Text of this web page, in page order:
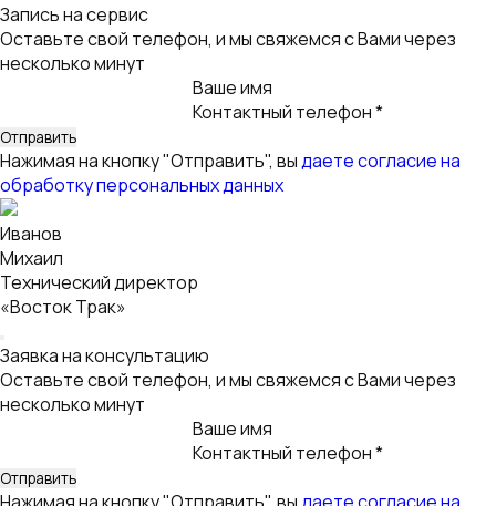
Запись на сервис
Оставьте свой телефон, и мы свяжемся с Вами через
несколько минут
Ваше имя
Контактный телефон *
Нажимая на кнопку "Отправить", выдаете согласие на
обработку персональных данных
Иванов
Михаил
Технический директор
«Восток Трак»
Заявка на консультацию
Оставьте свой телефон, и мы свяжемся с Вами через
несколько минут
Ваше имя
Контактный телефон *
Нажимая на кнопку "Отправить", вы даете согласие на